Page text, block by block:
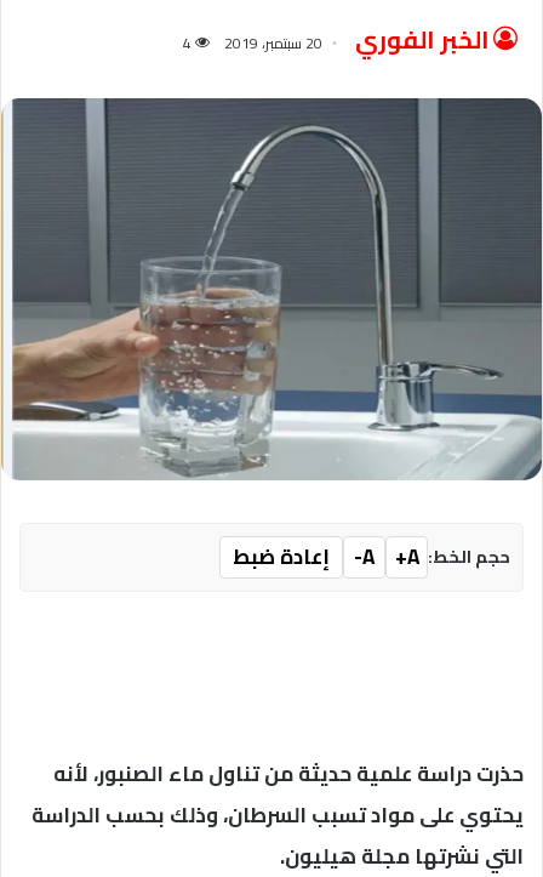
الخبر الفوري 20 سبتمبر، 2019 4
حجم الخط: A+
A- إعادة ضبط
حذرت دراسة علمية حديثة من تناول ماء الصنبور، لأنه
يحتوي على مواد تسبب السرطان، وذلك بحسب الدراسة
التي نشرتها مجلة هيليون.